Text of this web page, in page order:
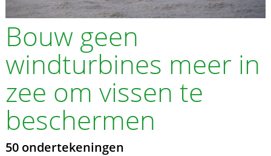
Bouw geen
windturbines meer in
zee om vissen te
beschermen
50 ondertekeningen